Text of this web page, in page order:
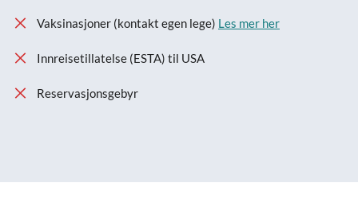
Vaksinasjoner (kontakt egen lege) Les mer her
Innreisetillatelse (ESTA) til USA
Reservasjonsgebyr